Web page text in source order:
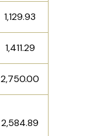
1,129.93
1,411.29
2,750.00
2,584.89